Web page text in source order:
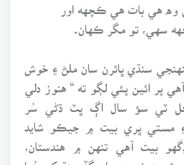
وه هي بات هي ڪچهه اور
سهي، تو مگر ڪهان.
سنڌي ڀائرن سان ملڻ ۽ خوش
پر ائين پئي لڳو ته “ هنوز دلي
ٽي سؤ سال اڳ ڀٽ ڌڻي سُر
ڀري بيت ۾ جيڪو شايد
بيت آهي تنهن ۾ هندستان،
ڪجهه شهرن سان گڏ سنڌ کي دُعا